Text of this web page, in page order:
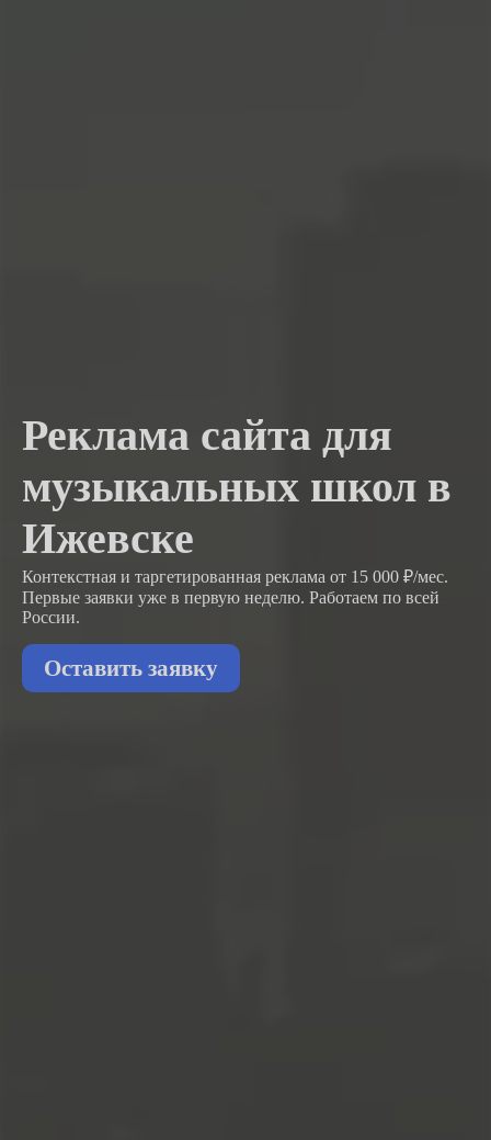
Реклама сайта для
музыкальных школ в
Ижевске
Контекстная и таргетированная реклама от 15 000 ₽/мес.
Первые заявки уже в первую неделю. Работаем по всей
России.
Оставить заявку